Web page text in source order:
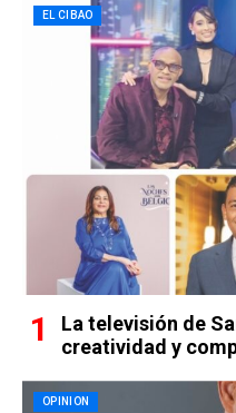
EL CIBAO
La televisión de
creatividad y
OPINION